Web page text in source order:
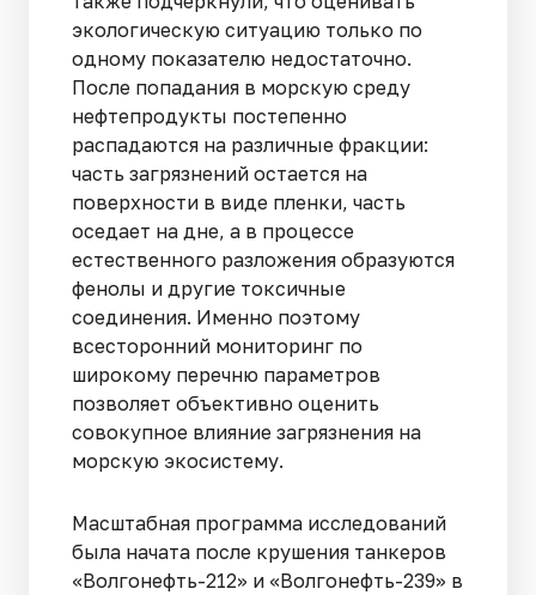
экологическую ситуацию только по
одному показателю недостаточно.
После попадания в морскую среду
нефтепродукты постепенно
распадаются на различные фракции:
часть загрязнений остается на
поверхности в виде пленки, часть
оседает на дне, а в процессе
естественного разложения образуются
фенолы и другие токсичные
соединения. Именно поэтому
всесторонний мониторинг по
широкому перечню параметров
позволяет объективно оценить
совокупное влияние загрязнения на
морскую экосистему.
Масштабная программа исследований
была начата после крушения танкеров
«Волгонефть-212» и «Волгонефть-239» в